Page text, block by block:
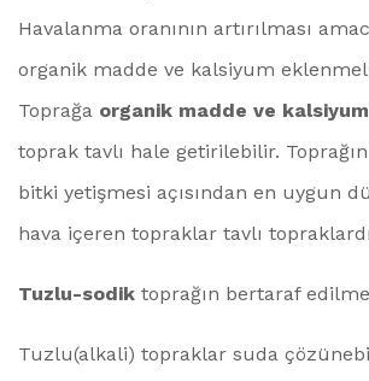
Havalanma oranının artırılması
organik madde ve kalsiyum
Toprağa organik madde ve
toprak tavlı hale getirilebilir.
bitki yetişmesi açısından en uygun
hava içeren topraklar tavlı
Tuzlu-sodik toprağın bertaraf
Tuzlu(alkali) topraklar suda